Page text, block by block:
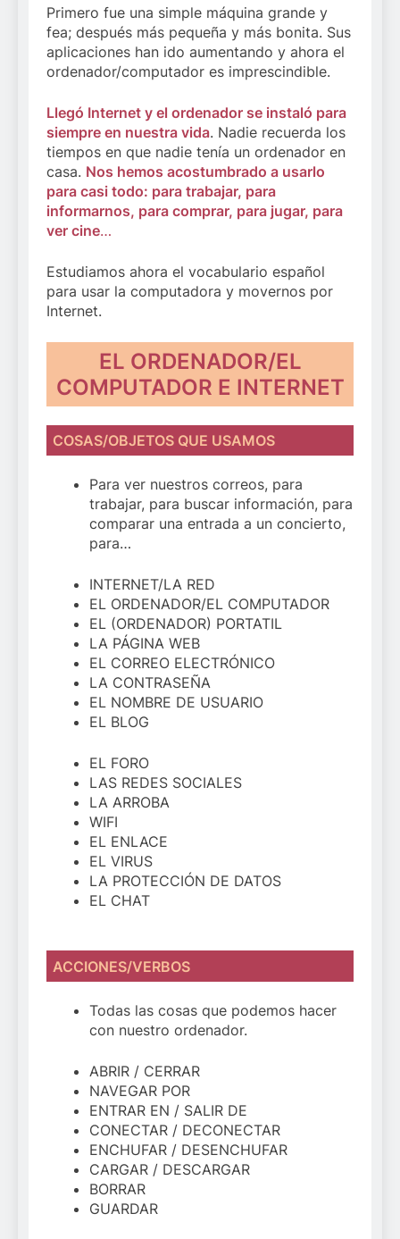
Primero fue una simple máquina grande y
fea; después más pequeña y más bonita. Sus
aplicaciones han ido aumentando y ahora el
ordenador/computador es imprescindible.
Llegó Internet y el ordenador se instaló para
siempre en nuestra vida. Nadie recuerda los
tiempos en que nadie tenía un ordenador en
casa. Nos hemos acostumbrado a usarlo
para casi todo: para trabajar, para
informarnos, para comprar, para jugar, para
ver cine…
Estudiamos ahora el vocabulario español
para usar la computadora y movernos por
Internet.
EL ORDENADOR/EL
COMPUTADOR E INTERNET
COSAS/OBJETOS QUE USAMOS
Para ver nuestros correos, para
trabajar, para buscar información, para
comparar una entrada a un concierto,
para…
INTERNET/LA RED
EL ORDENADOR/EL COMPUTADOR
EL (ORDENADOR) PORTATIL
LA PÁGINA WEB
EL CORREO ELECTRÓNICO
LA CONTRASEÑA
EL NOMBRE DE USUARIO
EL BLOG
EL FORO
LAS REDES SOCIALES
LA ARROBA
WIFI
EL ENLACE
EL VIRUS
LA PROTECCIÓN DE DATOS
EL CHAT
ACCIONES/VERBOS
Todas las cosas que podemos hacer
con nuestro ordenador.
ABRIR / CERRAR
NAVEGAR POR
ENTRAR EN / SALIR DE
CONECTAR / DECONECTAR
ENCHUFAR / DESENCHUFAR
CARGAR / DESCARGAR
BORRAR
GUARDAR